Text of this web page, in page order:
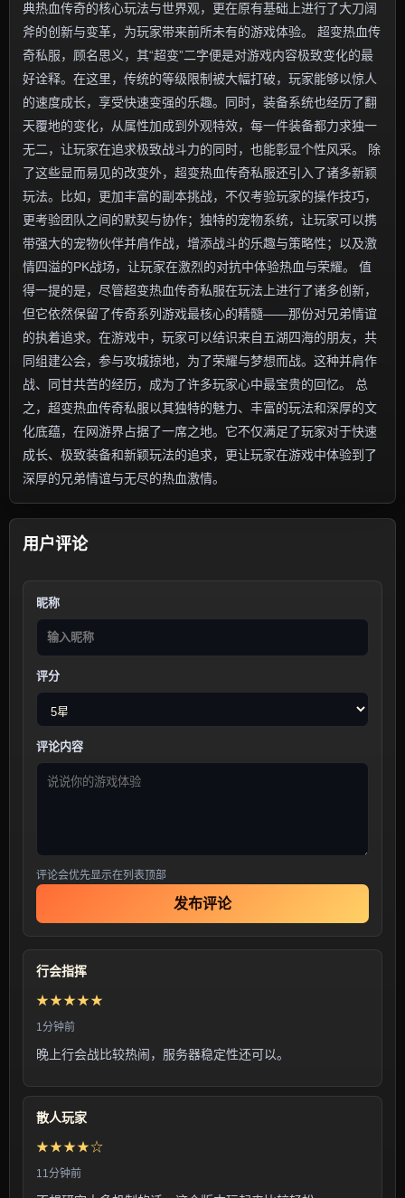
典热血传奇的核心玩法与世界观，更在原有基础上进行了大刀阔
斧的创新与变革，为玩家带来前所未有的游戏体验。 超变热血传
奇私服，顾名思义，其“超变”二字便是对游戏内容极致变化的最
好诠释。在这里，传统的等级限制被大幅打破，玩家能够以惊人
的速度成长，享受快速变强的乐趣。同时，装备系统也经历了翻
天覆地的变化，从属性加成到外观特效，每一件装备都力求独一
无二，让玩家在追求极致战斗力的同时，也能彰显个性风采。 除
了这些显而易见的改变外，超变热血传奇私服还引入了诸多新颖
玩法。比如，更加丰富的副本挑战，不仅考验玩家的操作技巧，
更考验团队之间的默契与协作；独特的宠物系统，让玩家可以携
带强大的宠物伙伴并肩作战，增添战斗的乐趣与策略性；以及激
情四溢的PK战场，让玩家在激烈的对抗中体验热血与荣耀。 值
得一提的是，尽管超变热血传奇私服在玩法上进行了诸多创新，
但它依然保留了传奇系列游戏最核心的精髓——那份对兄弟情谊
的执着追求。在游戏中，玩家可以结识来自五湖四海的朋友，共
同组建公会，参与攻城掠地，为了荣耀与梦想而战。这种并肩作
战、同甘共苦的经历，成为了许多玩家心中最宝贵的回忆。 总
之，超变热血传奇私服以其独特的魅力、丰富的玩法和深厚的文
化底蕴，在网游界占据了一席之地。它不仅满足了玩家对于快速
成长、极致装备和新颖玩法的追求，更让玩家在游戏中体验到了
深厚的兄弟情谊与无尽的热血激情。
用户评论
昵称
评分
评论内容
评论会优先显示在列表顶部
发布评论
行会指挥
★★★★★
1分钟前
晚上行会战比较热闹，服务器稳定性还可以。
散人玩家
★★★★☆
11分钟前